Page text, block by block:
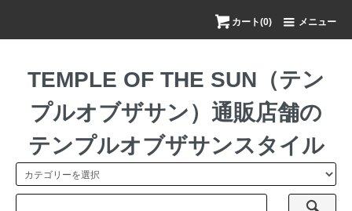
カート(0) メニュー
TEMPLE OF THE SUN（テン
プルオブザサン）通販店舗の
テンプルオブザサンスタイル